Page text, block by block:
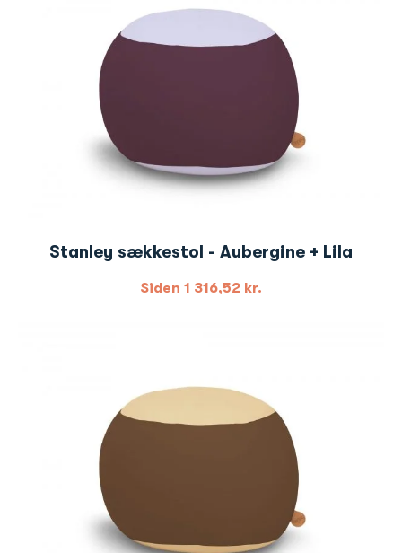
Stanley sækkestol - Aubergine + Lila
Siden 1 316,52 kr.